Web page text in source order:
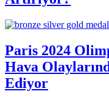
Paris 2024
Hava
Ediyor